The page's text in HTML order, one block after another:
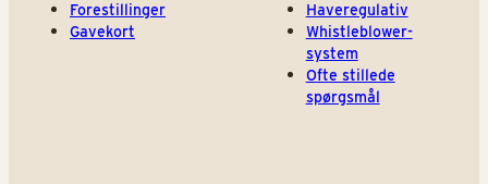
Forestillinger
Gavekort
Haveregulativ
Whistleblower-
system
Ofte stillede
spørgsmål